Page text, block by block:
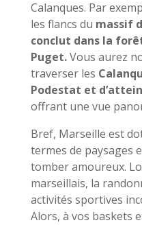
Calanques. Par
les flancs du massif
conclut dans la
Puget.Vous aurez
traverser les
Podestat et
offrant une vue
Bref, Marseille est
termes de paysages
tomber amoureux.
marseillais, la
activités sportives
Alors, à vos baskets